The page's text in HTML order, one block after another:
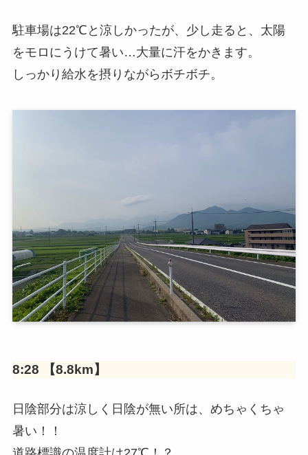
駐車場は22℃と涼しかったが、少し走ると、太陽
をモロにうけて暑い…大量に汗をかきます。
しっかり給水を摂りながらボチボチ。
8:28 【8.8km】
日陰部分は涼しく日陰が無い所は、めちゃくちゃ
暑い！！